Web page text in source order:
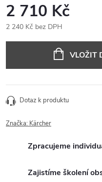
2 710 Kč
2 240 Kč bez DPH
VLOŽIT
Dotaz k produktu
Značka: Kärcher
Zpracujeme
Zajistíme školení